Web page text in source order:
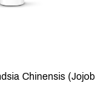
Chinensis